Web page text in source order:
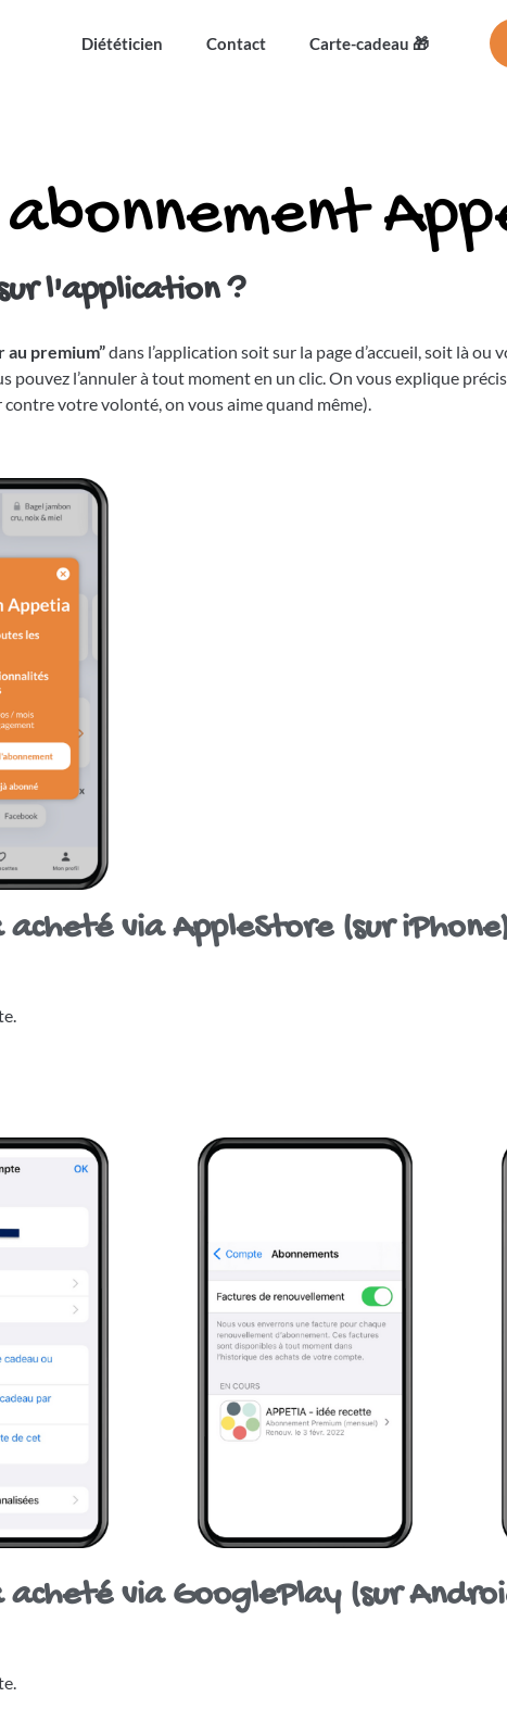
Diététicien Contact Carte-cadeau 🎁
l'application ?
au premium”dans l’application soit sur la page d’accueil, soit làou
pouvez l’annuler à tout moment en un clic. On vous explique
contre votre volonté, on vous aime quand même).
via AppleStore (sur
via GooglePlay (sur